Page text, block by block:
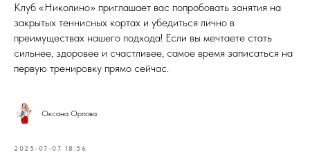
Клуб «Николино» приглашает вас попробовать занятия на
закрытых теннисных кортах и убедиться лично в
преимуществах нашего подхода! Если вы мечтаете стать
сильнее, здоровее и счастливее, самое время записаться на
первую тренировку прямо сейчас.
Оксана Орлова
2025-07-07 18:56